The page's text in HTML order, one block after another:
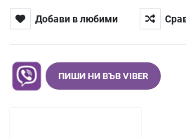
Добави в любими
ПИШИ НИ ВЪВ VIBER